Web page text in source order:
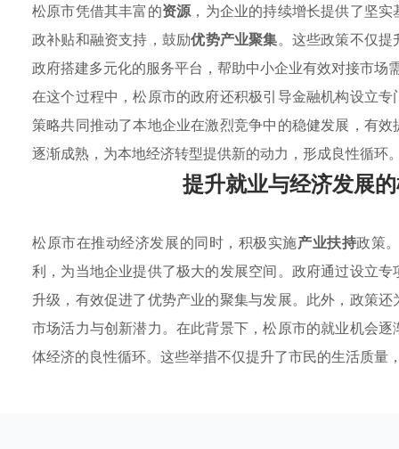
松原市凭借其丰富的资源，为企业的持续增长提供了坚
政补贴和融资支持，鼓励优势产业聚集。这些政策不仅
政府搭建多元化的服务平台，帮助中小企业有效对接市场
在这个过程中，松原市的政府还积极引导金融机构设立
策略共同推动了本地企业在激烈竞争中的稳健发展，有
逐渐成熟，为本地经济转型提供新的动力，形成良性循环
提升就业与经济发展
松原市在推动经济发展的同时，积极实施产业扶持政策
利，为当地企业提供了极大的发展空间。政府通过设立
升级，有效促进了优势产业的聚集与发展。此外，政策
市场活力与创新潜力。在此背景下，松原市的就业机会
体经济的良性循环。这些举措不仅提升了市民的生活质